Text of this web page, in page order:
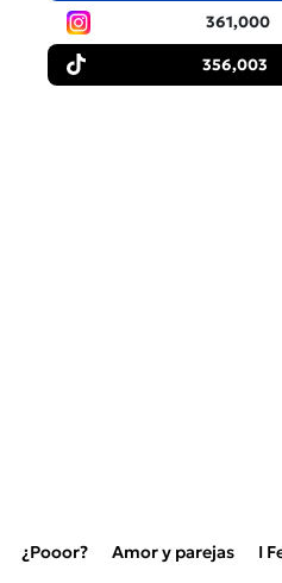
361,000
356,003
¿Pooor? Amor y parejas I